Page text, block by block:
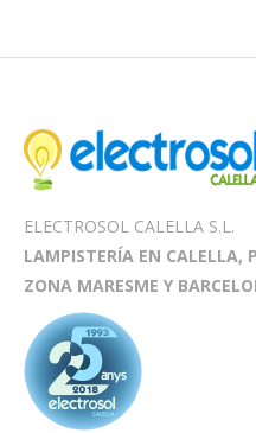
ELECTROSOL CALELLA S.L.
LAMPISTERÍA EN CALELLA,
ZONA MARESME Y